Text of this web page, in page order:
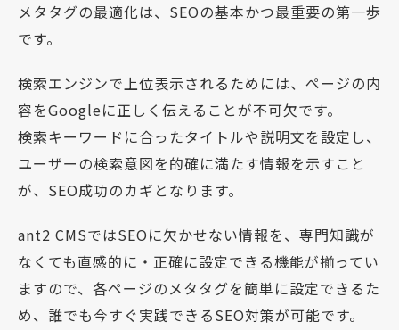
メタタグの最適化は、SEOの基本かつ最重要の第一歩
です。
検索エンジンで上位表示されるためには、ページの内
容をGoogleに正しく伝えることが不可欠です。
検索キーワードに合ったタイトルや説明文を設定し、
ユーザーの検索意図を的確に満たす情報を示すこと
が、SEO成功のカギとなります。
ant2 CMSではSEOに欠かせない情報を、専門知識が
なくても直感的に・正確に設定できる機能が揃ってい
ますので、各ページのメタタグを簡単に設定できるた
め、誰でも今すぐ実践できるSEO対策が可能です。